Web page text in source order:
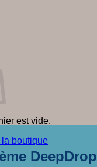
est vide.
la boutique
DeepDrop